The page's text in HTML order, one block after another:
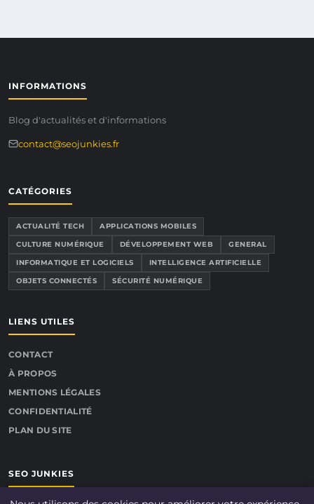
INFORMATIONS
Blog d'actualités et d'informations
contact@seojunkies.fr
CATÉGORIES
ACTUALITÉ TECH
APPLICATIONS MOBILES
CULTURE NUMÉRIQUE
DÉVELOPPEMENT WEB
GENERAL
INFORMATIQUE ET LOGICIELS
INTELLIGENCE ARTIFICIELLE
OBJETS CONNECTÉS
SÉCURITÉ NUMÉRIQUE
LIENS UTILES
CONTACT
À PROPOS
MENTIONS LÉGALES
CONFIDENTIALITÉ
PLAN DU SITE
SEO JUNKIES